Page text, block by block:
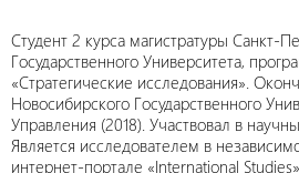
Студент 2 курса магистратуры Санкт-
Государственного Университета,
«Стратегические исследования».
Новосибирского Государственного
Управления (2018). Участвовал в
Является исследователем в
интернет-портале «International